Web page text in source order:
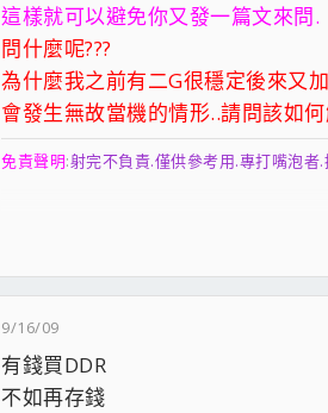
這樣就可以避免你又發一篇文來問.
問什麼呢???
為什麼我之前有二G很穩定後來又
會發生無故當機的情形..請問該如
免責聲明:射完不負責.僅供參考用.專打嘴泡
以下是本人在CCB論壇所發佈的測試文
請新加入論壇的新朋友看看吧
低溫 低耗 Q8400S
9/16/09
有錢買DDR
不如再存錢